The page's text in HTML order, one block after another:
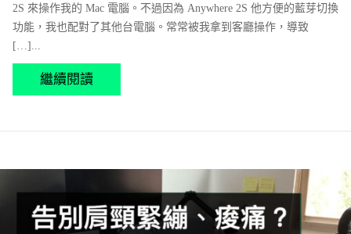
2S 來操作我的 Mac 電腦。不過因為 Anywhere 2S 他方便的藍芽切換
功能，我也配對了其他台電腦。常常被我拿到客廳操作，導致
[…]...
繼續閱讀